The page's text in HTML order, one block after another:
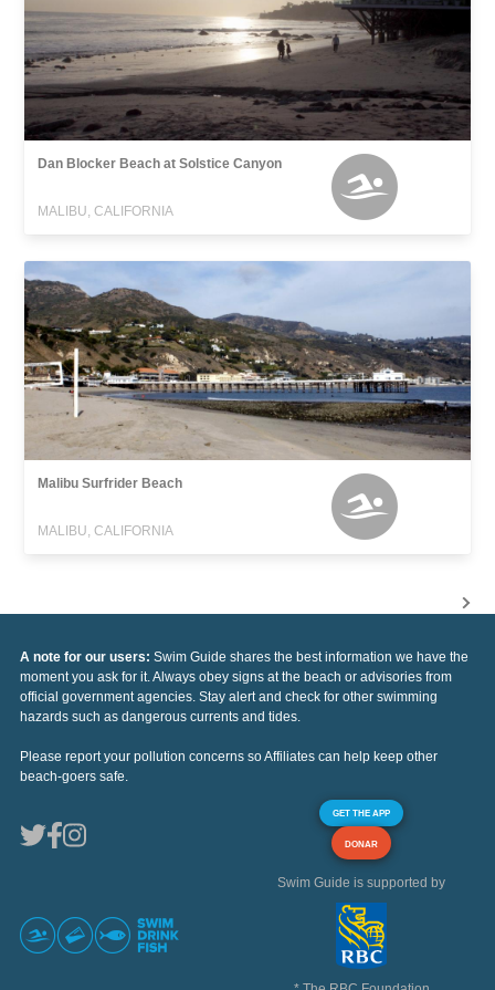
Dan Blocker Beach at Solstice Canyon
MALIBU, CALIFORNIA
Malibu Surfrider Beach
MALIBU, CALIFORNIA
A note for our users: Swim Guide shares the best information we have the
moment you ask for it. Always obey signs at the beach or advisories from
official government agencies. Stay alert and check for other swimming
hazards such as dangerous currents and tides.
Please report your pollution concerns so Affiliates can help keep other
beach-goers safe.
GET THE APP
DONAR
Swim Guide is supported by